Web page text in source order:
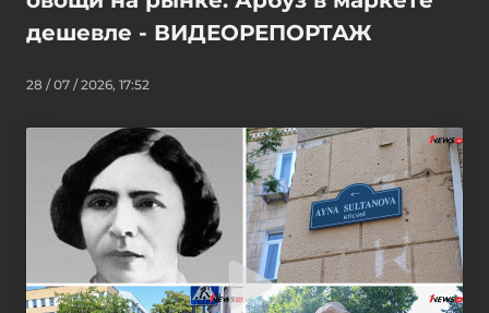
дешевле - ВИДЕОРЕПОРТАЖ
28 / 07 / 2026, 17:52